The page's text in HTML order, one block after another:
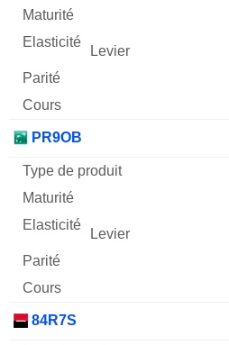
PR9OB
84R7S